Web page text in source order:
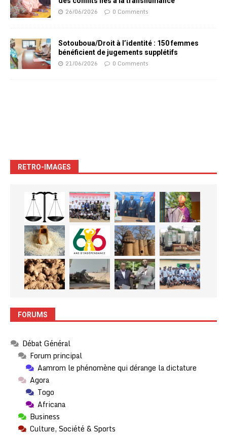
26/06/2026 0 Comments
Sotouboua/Droit à l’identité : 150 femmes
bénéficient de jugements supplétifs
21/06/2026 0 Comments
RETRO-IMAGES
FORUMS
Débat Général
Forum principal
Aamrom le phénomène qui dérange la dictature
Agora
Togo
Africana
Business
Culture, Société & Sports